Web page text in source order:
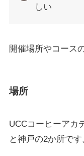
しい
開催場所やコース
場所
UCCコーヒーアカ
と神戸の2か所です